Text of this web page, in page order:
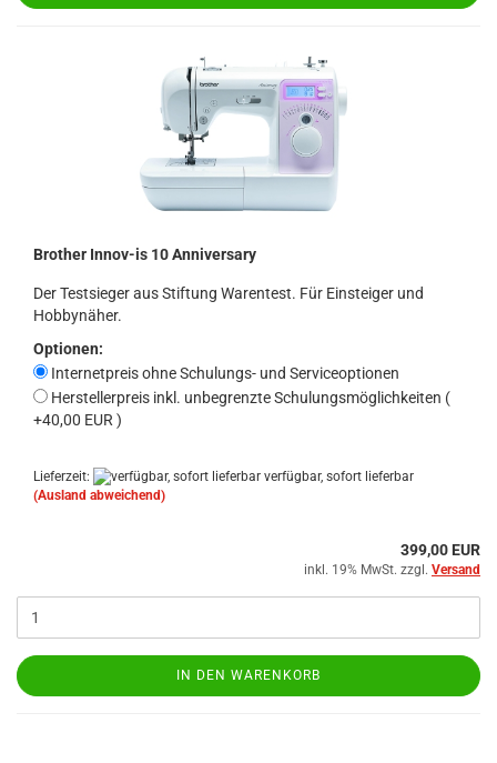
Brother Innov-is 10 Anniversary
Der Testsieger aus Stiftung Warentest. Für Einsteiger und
Hobbynäher.
Optionen:
Internetpreis ohne Schulungs- und Serviceoptionen
Herstellerpreis inkl. unbegrenzte Schulungsmöglichkeiten (
+40,00 EUR )
Lieferzeit:
verfügbar, sofort lieferbar
(Ausland abweichend)
399,00 EUR
inkl. 19% MwSt. zzgl. Versand
IN DEN WARENKORB